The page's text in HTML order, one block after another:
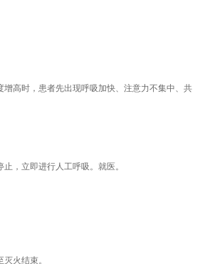
高时，患者先出现呼吸加快、注意力不集中、共
，立即进行人工呼吸。就医。
火结束。